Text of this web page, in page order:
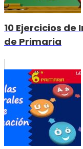
10 Ejercicios de
de Primaria